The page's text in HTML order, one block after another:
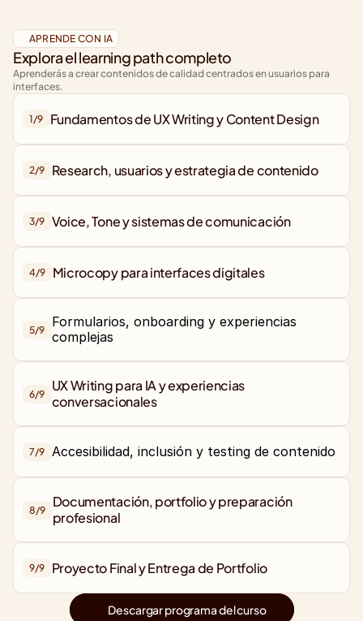
APRENDE CON IA
Explora el learning path completo
Aprenderás a crear contenidos de calidad centrados en usuarios para
interfaces.
1/9 Fundamentos de UX Writing y Content Design
2/9 Research, usuarios y estrategia de contenido
3/9 Voice, Tone y sistemas de comunicación
4/9 Microcopy para interfaces digitales
5/9
Formularios, onboarding y experiencias
complejas
6/9
UX Writing para IA y experiencias
conversacionales
7/9 Accesibilidad, inclusión y testing de contenido
8/9
Documentación, portfolio y preparación
profesional
9/9 Proyecto Final y Entrega de Portfolio
Descargar programa del curso